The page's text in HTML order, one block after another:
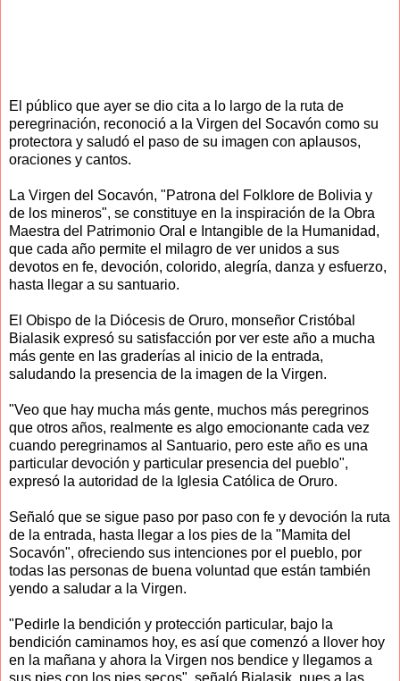
El público que ayer se dio cita a lo largo de la ruta de
peregrinación, reconoció a la Virgen del Socavón como su
protectora y saludó el paso de su imagen con aplausos,
oraciones y cantos.
La Virgen del Socavón, "Patrona del Folklore de Bolivia y
de los mineros", se constituye en la inspiración de la Obra
Maestra del Patrimonio Oral e Intangible de la Humanidad,
que cada año permite el milagro de ver unidos a sus
devotos en fe, devoción, colorido, alegría, danza y esfuerzo,
hasta llegar a su santuario.
El Obispo de la Diócesis de Oruro, monseñor Cristóbal
Bialasik expresó su satisfacción por ver este año a mucha
más gente en las graderías al inicio de la entrada,
saludando la presencia de la imagen de la Virgen.
"Veo que hay mucha más gente, muchos más peregrinos
que otros años, realmente es algo emocionante cada vez
cuando peregrinamos al Santuario, pero este año es una
particular devoción y particular presencia del pueblo",
expresó la autoridad de la Iglesia Católica de Oruro.
Señaló que se sigue paso por paso con fe y devoción la ruta
de la entrada, hasta llegar a los pies de la "Mamita del
Socavón", ofreciendo sus intenciones por el pueblo, por
todas las personas de buena voluntad que están también
yendo a saludar a la Virgen.
"Pedirle la bendición y protección particular, bajo la
bendición caminamos hoy, es así que comenzó a llover hoy
en la mañana y ahora la Virgen nos bendice y llegamos a
sus pies con los pies secos", señaló Bialasik, pues a las